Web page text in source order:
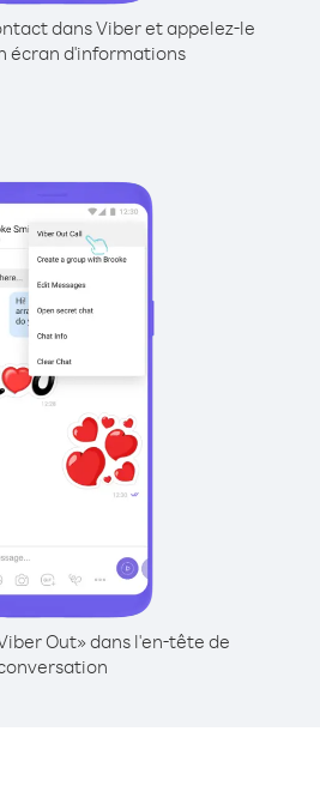
dans Viber et appelez-le
écran d'informations
Out» dans l'en-tête de